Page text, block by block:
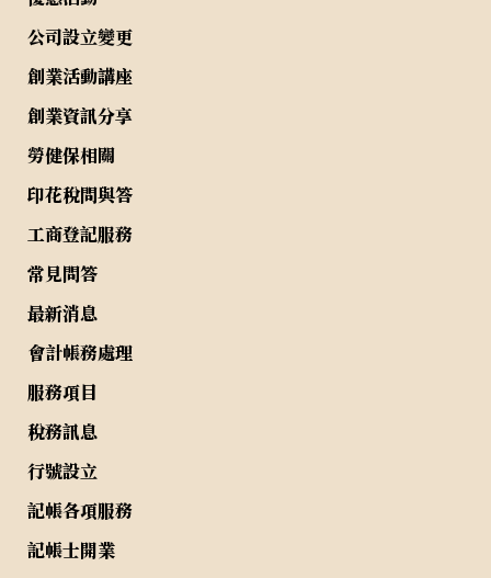
公司設立變更
創業活動講座
創業資訊分享
勞健保相關
印花稅問與答
工商登記服務
常見問答
最新消息
會計帳務處理
服務項目
稅務訊息
行號設立
記帳各項服務
記帳士開業